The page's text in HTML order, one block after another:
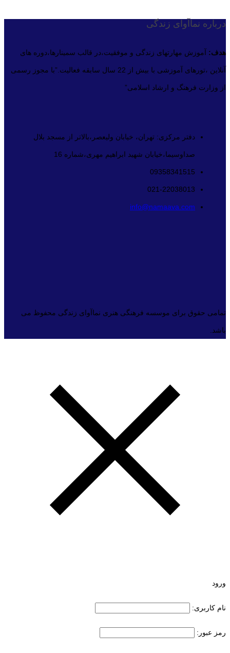
درباره نماآوای زندگی
هدف: آموزش مهارتهای زندگی و موفقیت،در قالب سمینارها،دوره های
آنلاین ،تورهای آموزشی با بیش از 22 سال سابقه فعالیت.”با مجوز رسمی
از وزارت فرهنگ و ارشاد اسلامی”
دفتر مرکزی: تهران، خیابان ولیعصر،بالاتر از مسجد بلال
صداوسیما،خیابان شهید ابراهیم مهری،شماره 16
09358341515
021-22038013
info@namaava.com
تمامی حقوق برای موسسه فرهنگی هنری نماآوای زندگی محفوظ می
باشد.
ورود
نام کاربری:
رمز عبور: